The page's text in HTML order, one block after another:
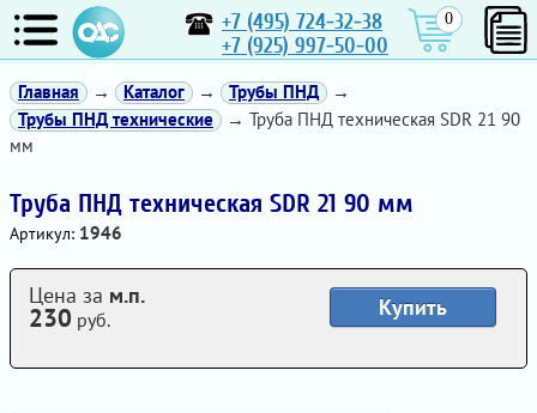
+7 (495) 724-32-38
+7 (925) 997-50-00
0
Главная → Каталог → Трубы ПНД
→
Трубы ПНД технические
→ Труба ПНД техническая SDR 21 90
мм
Труба ПНД техническая SDR 21 90 мм
Артикул: 1946
Купить
Цена за м.п.
230 руб.